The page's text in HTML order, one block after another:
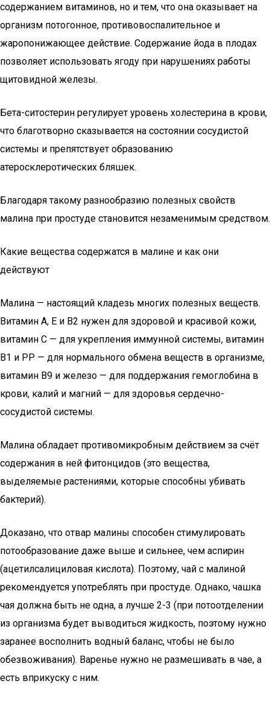
содержанием витаминов, но и тем, что она оказывает на
организм потогонное, противовоспалительное и
жаропонижающее действие. Содержание йода в плодах
позволяет использовать ягоду при нарушениях работы
щитовидной железы.
Бета-ситостерин регулирует уровень холестерина в крови,
что благотворно сказывается на состоянии сосудистой
системы и препятствует образованию
атеросклеротических бляшек.
Благодаря такому разнообразию полезных свойств
малина при простуде становится незаменимым средством.
Какие вещества содержатся в малине и как они
действуют
Малина — настоящий кладезь многих полезных веществ.
Витамин A, E и B2 нужен для здоровой и красивой кожи,
витамин C — для укрепления иммунной системы, витамин
B1 и PP — для нормального обмена веществ в организме,
витамин B9 и железо — для поддержания гемоглобина в
крови, калий и магний — для здоровья сердечно-
сосудистой системы.
Малина обладает противомикробным действием за счёт
содержания в ней фитонцидов (это вещества,
выделяемые растениями, которые способны убивать
бактерий).
Доказано, что отвар малины способен стимулировать
потообразование даже выше и сильнее, чем аспирин
(ацетилсалициловая кислота). Поэтому, чай с малиной
рекомендуется употреблять при простуде. Однако, чашка
чая должна быть не одна, а лучше 2-3 (при потоотделении
из организма будет выводиться жидкость, поэтому нужно
заранее восполнить водный баланс, чтобы не было
обезвоживания). Варенье нужно не размешивать в чае, а
есть вприкуску с ним.